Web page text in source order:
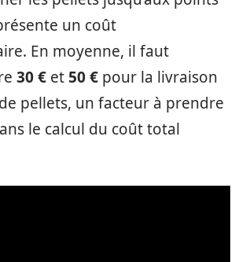
un coût
En moyenne, il faut
30 € et 50 € pour la livraison
pellets, un facteur à prendre
le calcul du coût total